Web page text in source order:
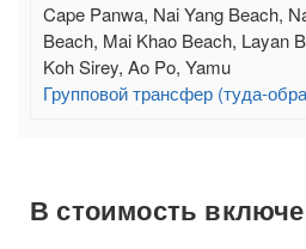
Cape Panwa, Nai Yang Beach,
Beach, Mai Khao Beach, Layan
Koh Sirey, Ao Po, Yamu
Групповой трансфер (туда-
В стоимость